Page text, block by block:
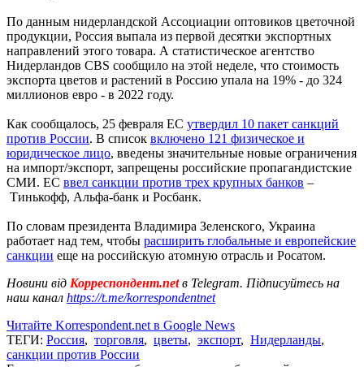
По данным нидерландской Ассоциации оптовиков цветочной
продукции, Россия выпала из первой десятки экспортных
направлений этого товара. А статистическое агентство
Нидерландов CBS сообщило на этой неделе, что стоимость
экспорта цветов и растений в Россию упала на 19% - до 324
миллионов евро - в 2022 году.
Как сообщалось, 25 февраля ЕС утвердил 10 пакет санкций
против России. В список включено 121 физическое и
юридическое лицо, введены значительные новые ограничения
на импорт/экспорт, запрещены российские пропагандистские
СМИ. ЕС ввел санкции против трех крупных банков –
Тинькофф, Альфа-банк и Росбанк.
По словам президента Владимира Зеленского, Украина
работает над тем, чтобы расширить глобальные и европейские
санкции еще на российскую атомную отрасль и Росатом.
Новини від Корреспондент.netв Telegram. Підписуйтесь на
наш канал https://t.me/korrespondentnet
Читайте Korrespondent.net в Google News
ТЕГИ: Россия, торговля, цветы, экспорт, Нидерланды,
санкции против России